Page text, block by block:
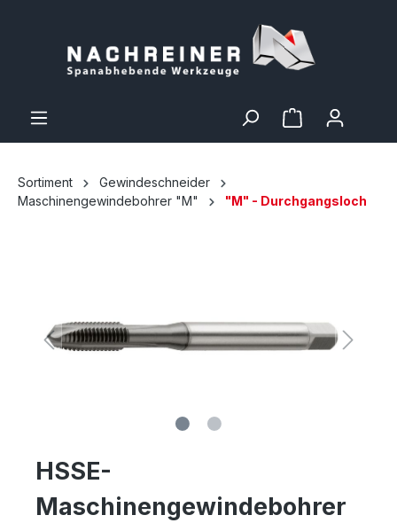
Sortiment
Gewindeschneider
Maschinengewindebohrer "M"
"M" - Durchgangsloch
HSSE-
Maschinengewindebohrer